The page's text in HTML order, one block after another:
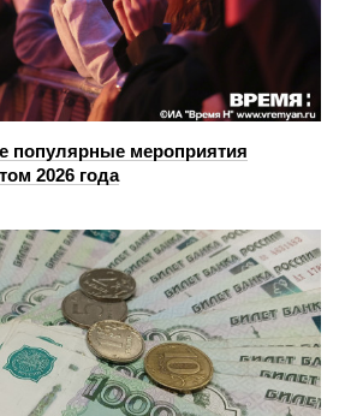
популярные мероприятия
2026 года